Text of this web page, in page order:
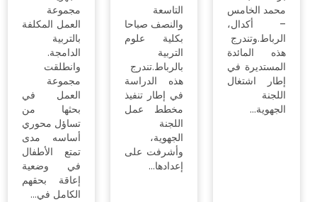
2022، ابتداء
من الساعة
التاسعة صباحا
بفندق فرح
بالرباط.وتهدف
اللجنة الجهوية
من خلال
تنظيم هذا
مستجيبة
لحقوق
الإنسان"،
وذلك يوم
الجمعة فاتح
أبريل 2022
بالرباط.ويندرج
هذا اللقاء،
الذي تنظمه
اللجنة بشراكة
مع جمعية
تمكين، ضمن
رؤية مشروع
"اللجنة